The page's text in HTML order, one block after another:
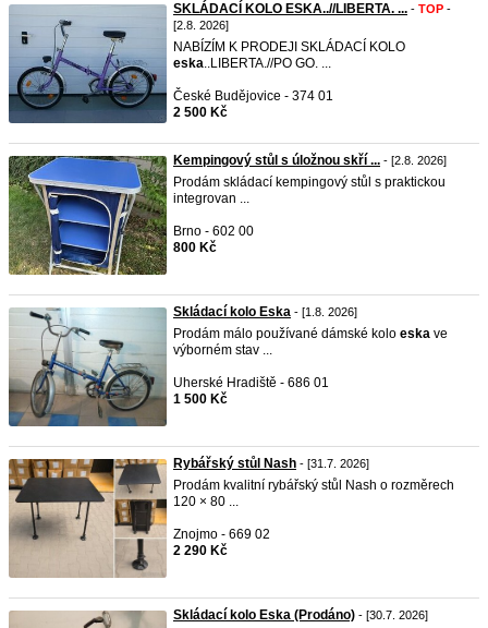
SKLÁDACÍ KOLO ESKA..//LIBERTA. ... - TOP -
[2.8. 2026]
NABÍZÍM K PRODEJI SKLÁDACÍ KOLO
eska..LIBERTA.//PO GO. ...
České Budějovice - 374 01
2 500 Kč
Kempingový stůl s úložnou skří ... - [2.8. 2026]
Prodám skládací kempingový stůl s praktickou
integrovan ...
Brno - 602 00
800 Kč
Skládací kolo Eska - [1.8. 2026]
Prodám málo používané dámské kolo eska ve
výborném stav ...
Uherské Hradiště - 686 01
1 500 Kč
Rybářský stůl Nash - [31.7. 2026]
Prodám kvalitní rybářský stůl Nash o rozměrech
120 × 80 ...
Znojmo - 669 02
2 290 Kč
Skládací kolo Eska (Prodáno) - [30.7. 2026]